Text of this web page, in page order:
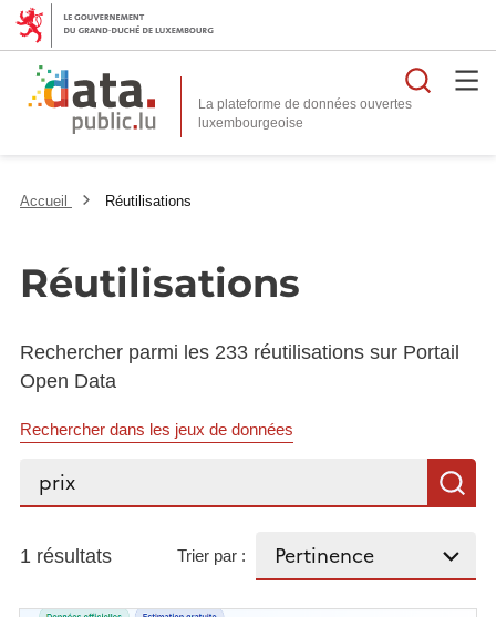
La plateforme de données ouvertes
Accueil Réutilisations
Réutilisations
Rechercher parmi les 233 réutilisations sur Portail
Open Data
Rechercher dans les jeux de données
Rechercher...
1 résultats Trier par :